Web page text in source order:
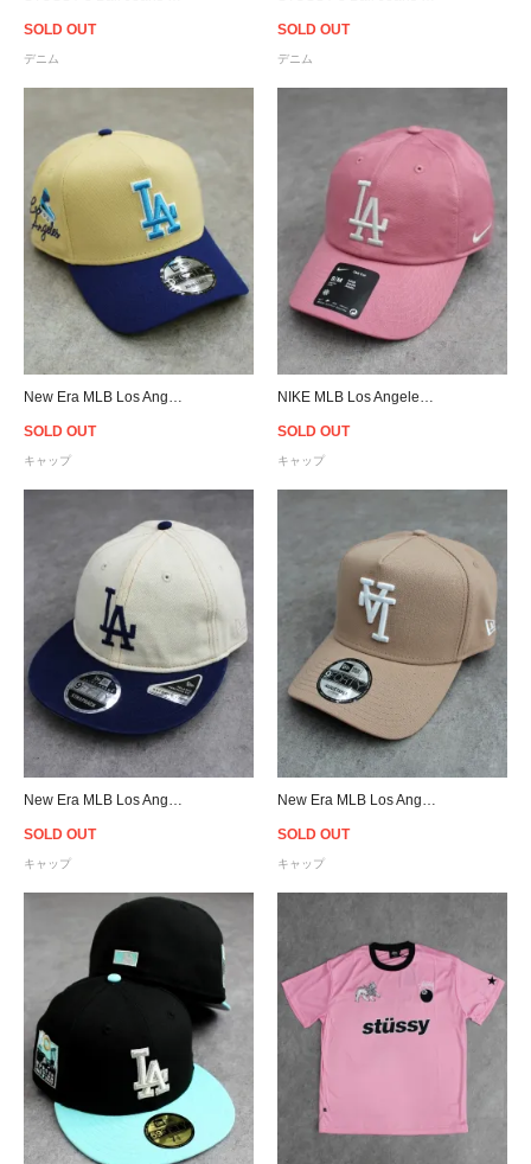
SOLD OUT
デニム
SOLD OUT
デニム
SOLD OUT
キャップ
SOLD OUT
キャップ
SOLD OUT
キャップ
SOLD OUT
キャップ